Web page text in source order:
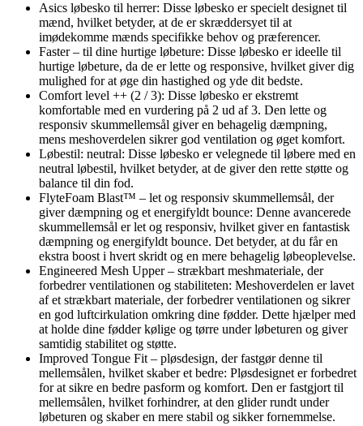
Asics løbesko til herrer: Disse løbesko er specielt designet til
mænd, hvilket betyder, at de er skræddersyet til at
imødekomme mænds specifikke behov og præferencer.
Faster – til dine hurtige løbeture: Disse løbesko er ideelle til
hurtige løbeture, da de er lette og responsive, hvilket giver dig
mulighed for at øge din hastighed og yde dit bedste.
Comfort level ++ (2 / 3): Disse løbesko er ekstremt
komfortable med en vurdering på 2 ud af 3. Den lette og
responsiv skummellemsål giver en behagelig dæmpning,
mens meshoverdelen sikrer god ventilation og øget komfort.
Løbestil: neutral: Disse løbesko er velegnede til løbere med en
neutral løbestil, hvilket betyder, at de giver den rette støtte og
balance til din fod.
FlyteFoam Blast™ – let og responsiv skummellemsål, der
giver dæmpning og et energifyldt bounce: Denne avancerede
skummellemsål er let og responsiv, hvilket giver en fantastisk
dæmpning og energifyldt bounce. Det betyder, at du får en
ekstra boost i hvert skridt og en mere behagelig løbeoplevelse.
Engineered Mesh Upper – strækbart meshmateriale, der
forbedrer ventilationen og stabiliteten: Meshoverdelen er lavet
af et strækbart materiale, der forbedrer ventilationen og sikrer
en god luftcirkulation omkring dine fødder. Dette hjælper med
at holde dine fødder kølige og tørre under løbeturen og giver
samtidig stabilitet og støtte.
Improved Tongue Fit – pløsdesign, der fastgør denne til
mellemsålen, hvilket skaber et bedre: Pløsdesignet er forbedret
for at sikre en bedre pasform og komfort. Den er fastgjort til
mellemsålen, hvilket forhindrer, at den glider rundt under
løbeturen og skaber en mere stabil og sikker fornemmelse.